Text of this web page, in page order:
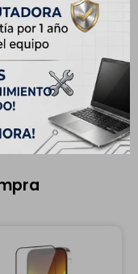
6 GB